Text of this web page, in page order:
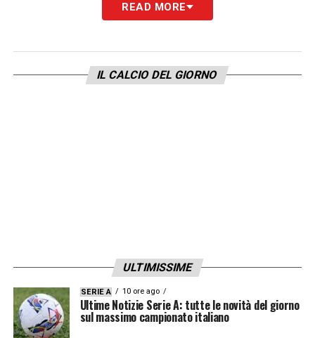
bianconero è quello di conquistare altri trofei
indossate (Sporting Lisbona,Manchester
UnitedeReal Madrid). In totale i trofei vinti
conAdelarpe,Di Stefano,Lesmes,
Marquitos,Rial,Santisteban
Madrid),Costacurta ePaolo Maldini(Milan)
alle spalle di
Francisco Gento
READ MORE
IL CALCIO DEL GIORNO
ULTIMISSIME
SERIE A 10 ore ago
Ultime Notizie Serie A: tutte le novità del giorno
sul massimo campionato italiano